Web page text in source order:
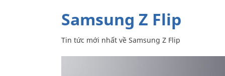
Samsung Z Flip
Tin tức mới nhất về Samsung Z Flip